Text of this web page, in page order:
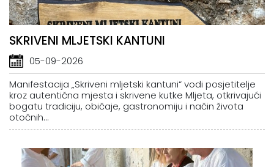
SKRIVENI MLJETSKI KANTUNI
05-09-2026
Manifestacija „Skriveni mljetski kantuni“ vodi posjetitelje
kroz autentična mjesta i skrivene kutke Mljeta, otkrivajući
bogatu tradiciju, običaje, gastronomiju i način života
otočnih...